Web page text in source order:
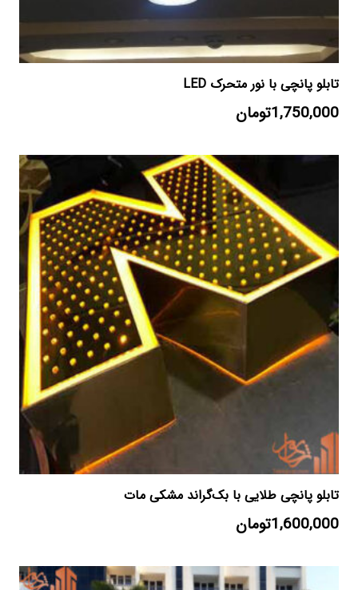
تابلو پانچی با نور متحرک LED
1,750,000تومان
تابلو پانچی طلایی با بک‌گراند مشکی مات
1,600,000تومان